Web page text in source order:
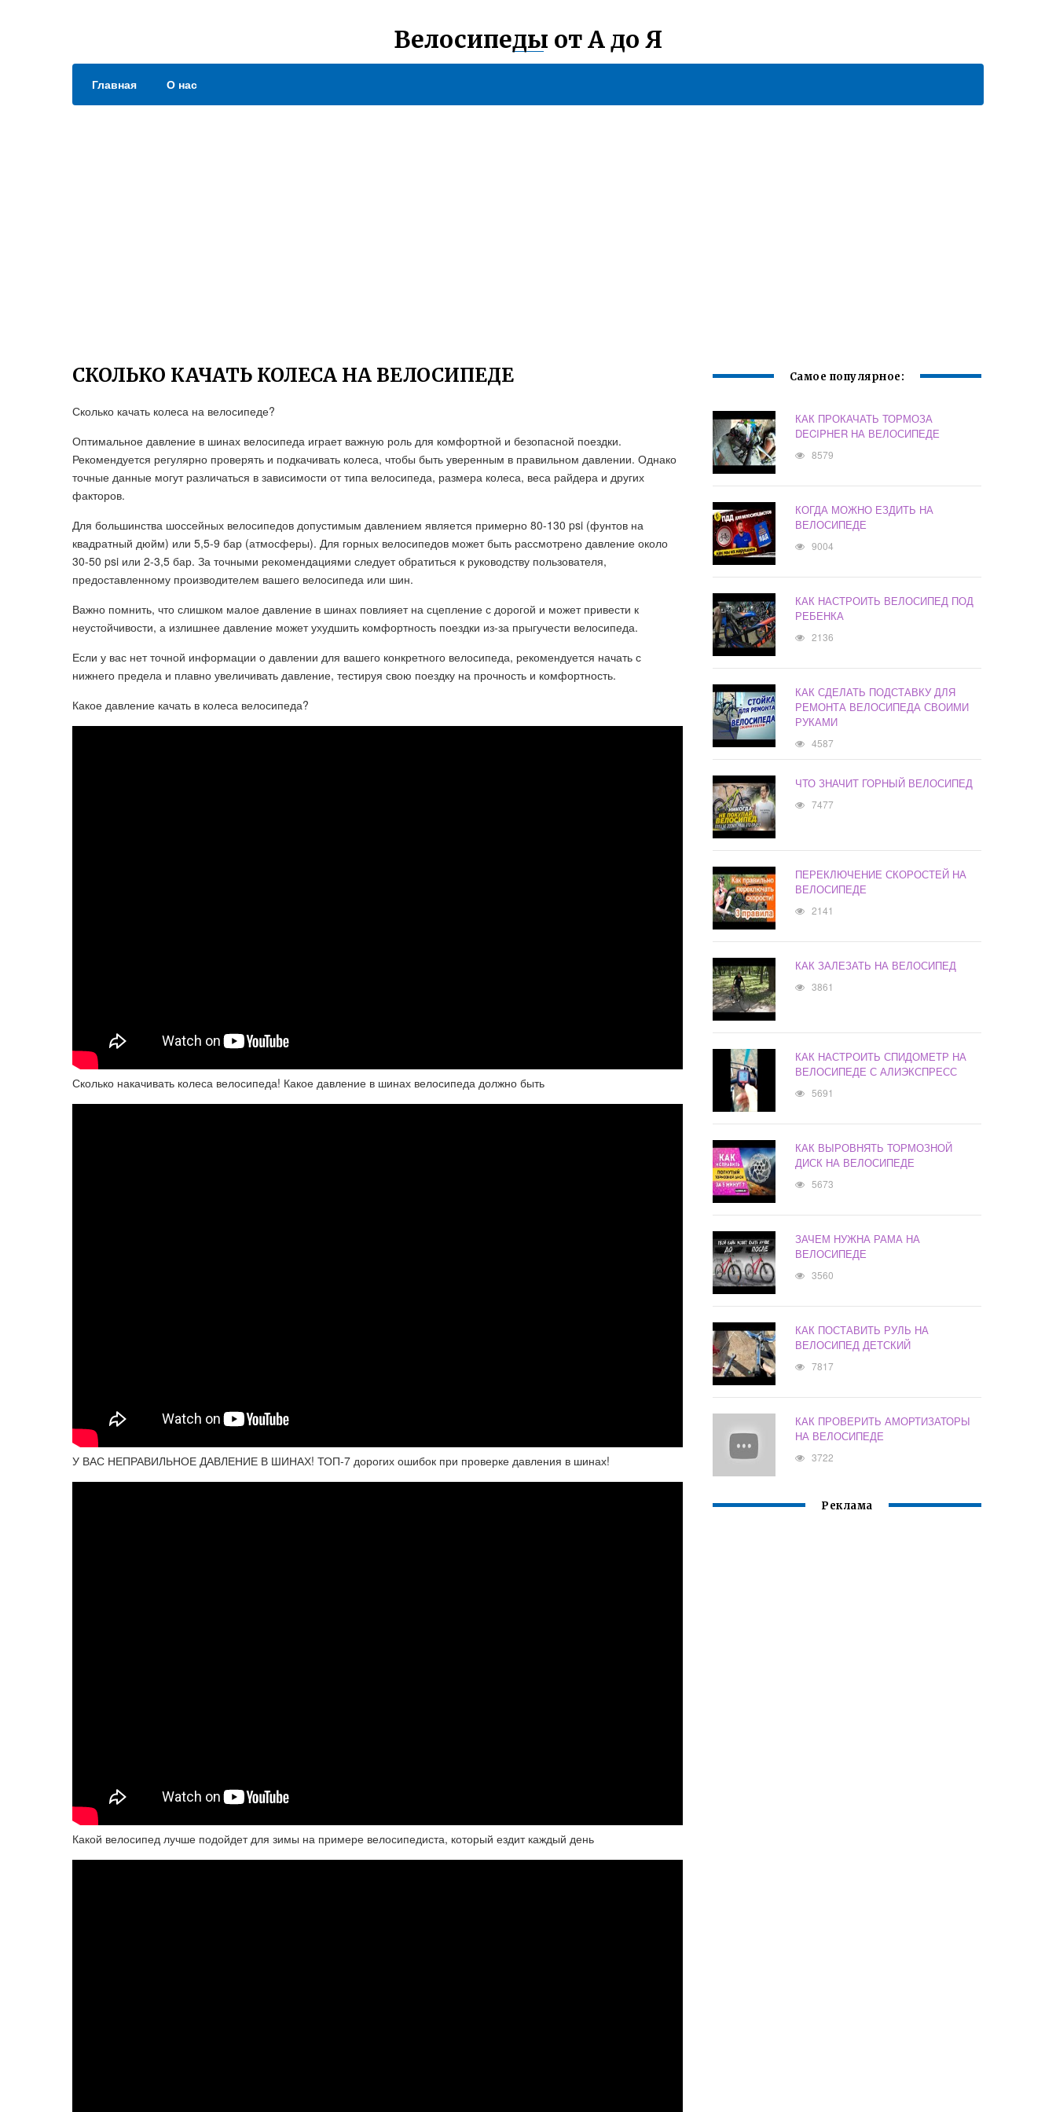
Велосипеды от А до Я
Главная О нас
СКОЛЬКО КАЧАТЬ КОЛЕСА НА ВЕЛОСИПЕДЕ
Сколько качать колеса на велосипеде?
Оптимальное давление в шинах велосипеда играет важную роль для комфортной и безопасной поездки.
Рекомендуется регулярно проверять и подкачивать колеса, чтобы быть уверенным в правильном давлении. Однако
точные данные могут различаться в зависимости от типа велосипеда, размера колеса, веса райдера и других
факторов.
Для большинства шоссейных велосипедов допустимым давлением является примерно 80-130 psi (фунтов на
квадратный дюйм) или 5,5-9 бар (атмосферы). Для горных велосипедов может быть рассмотрено давление около
30-50 psi или 2-3,5 бар. За точными рекомендациями следует обратиться к руководству пользователя,
предоставленному производителем вашего велосипеда или шин.
Важно помнить, что слишком малое давление в шинах повлияет на сцепление с дорогой и может привести к
неустойчивости, а излишнее давление может ухудшить комфортность поездки из-за прыгучести велосипеда.
Если у вас нет точной информации о давлении для вашего конкретного велосипеда, рекомендуется начать с
нижнего предела и плавно увеличивать давление, тестируя свою поездку на прочность и комфортность.
Какое давление качать в колеса велосипеда?
Сколько накачивать колеса велосипеда! Какое давление в шинах велосипеда должно быть
У ВАС НЕПРАВИЛЬНОЕ ДАВЛЕНИЕ В ШИНАХ! ТОП-7 дорогих ошибок при проверке давления в шинах!
Какой велосипед лучше подойдет для зимы на примере велосипедиста, который ездит каждый день
Самое популярное:
КАК ПРОКАЧАТЬ ТОРМОЗА
DECIPHER НА ВЕЛОСИПЕДЕ
8579
КОГДА МОЖНО ЕЗДИТЬ НА
ВЕЛОСИПЕДЕ
9004
КАК НАСТРОИТЬ ВЕЛОСИПЕД ПОД
РЕБЕНКА
2136
КАК СДЕЛАТЬ ПОДСТАВКУ ДЛЯ
РЕМОНТА ВЕЛОСИПЕДА СВОИМИ
РУКАМИ
4587
ЧТО ЗНАЧИТ ГОРНЫЙ ВЕЛОСИПЕД
7477
ПЕРЕКЛЮЧЕНИЕ СКОРОСТЕЙ НА
ВЕЛОСИПЕДЕ
2141
КАК ЗАЛЕЗАТЬ НА ВЕЛОСИПЕД
3861
КАК НАСТРОИТЬ СПИДОМЕТР НА
ВЕЛОСИПЕДЕ С АЛИЭКСПРЕСС
5691
КАК ВЫРОВНЯТЬ ТОРМОЗНОЙ
ДИСК НА ВЕЛОСИПЕДЕ
5673
ЗАЧЕМ НУЖНА РАМА НА
ВЕЛОСИПЕДЕ
3560
КАК ПОСТАВИТЬ РУЛЬ НА
ВЕЛОСИПЕД ДЕТСКИЙ
7817
КАК ПРОВЕРИТЬ АМОРТИЗАТОРЫ
НА ВЕЛОСИПЕДЕ
3722
Реклама